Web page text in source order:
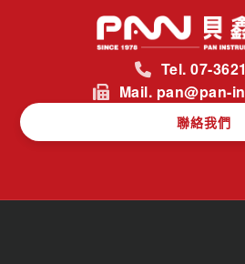
Tel. 07-
Mail. pan@pan-
聯絡我們